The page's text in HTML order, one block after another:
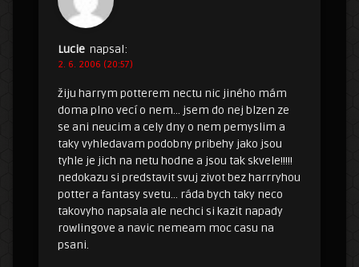
Lucie napsal:
2. 6. 2006 (20:57)
žiju harrym potterem nectu nic jiného mám
doma plno vecí o nem… jsem do nej blzen ze
se ani neucim a cely dny o nem pemyslim a
taky vyhledavam podobny pribehy jako jsou
tyhle je jich na netu hodne a jsou tak skvele!!!!!
nedokazu si predstavit svuj zivot bez harrryhou
potter a fantasy svetu… ráda bych taky neco
takovyho napsala ale nechci si kazit napady
rowlingove a navic nemeam moc casu na
psani.